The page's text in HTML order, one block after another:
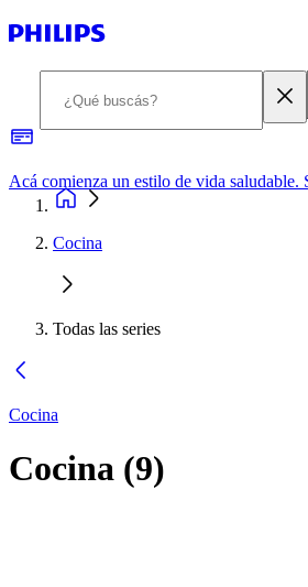
Cocina
Todas las series
Cocina
Cocina (9)